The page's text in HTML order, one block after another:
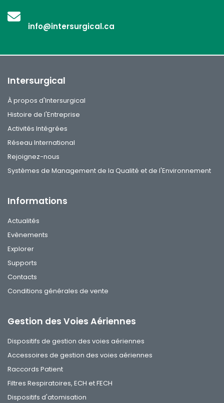
info@intersurgical.ca
Intersurgical
À propos d'Intersurgical
Histoire de l'Entreprise
Activités Intégrées
Réseau International
Rejoignez-nous
Systèmes de Management de la Qualité et de l'Environnement
Informations
Actualités
Evènements
Explorer
Supports
Contacts
Conditions générales de vente
Gestion des Voies Aériennes
Dispositifs de gestion des voies aériennes
Accessoires de gestion des voies aériennes
Raccords Patient
Filtres Respiratoires, ECH et FECH
Dispositifs d'atomisation